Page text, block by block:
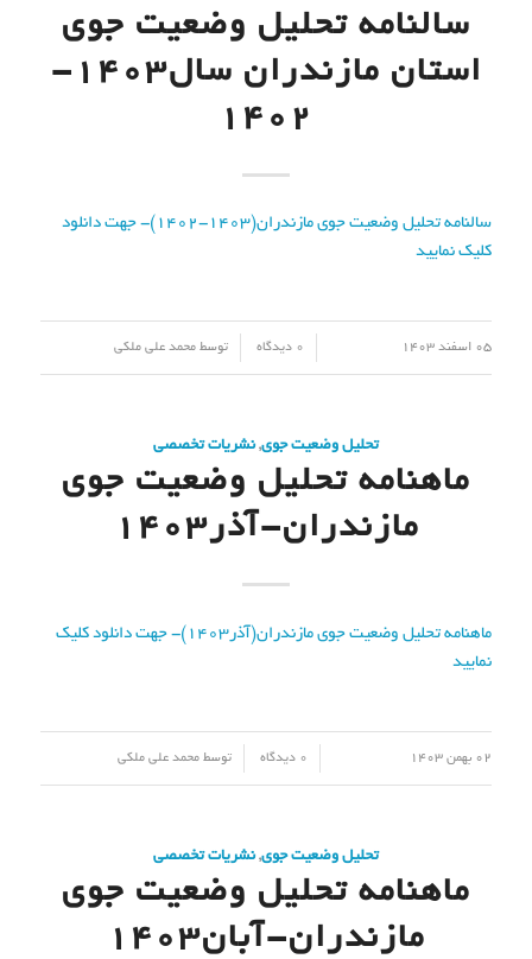
سالنامه تحلیل وضعیت جوی
استان مازندران سال1403-
1402
سالنامه تحلیل وضعیت جوی مازندران(1403-1402)- جهت دانلود
کلیک نمایید
05 اسفند 1403 0 دیدگاه توسطمحمد علی ملکی
تحلیل وضعیت جوی,نشریات تخصصی
ماهنامه تحلیل وضعیت جوی
مازندران-آذر۱۴۰۳
ماهنامه تحلیل وضعیت جوی مازندران(آذر1403)- جهت دانلود کلیک
نمایید
02 بهمن 1403 0 دیدگاه توسط محمد علی ملکی
تحلیل وضعیت جوی,نشریات تخصصی
ماهنامه تحلیل وضعیت جوی
مازندران-آبان۱۴۰۳